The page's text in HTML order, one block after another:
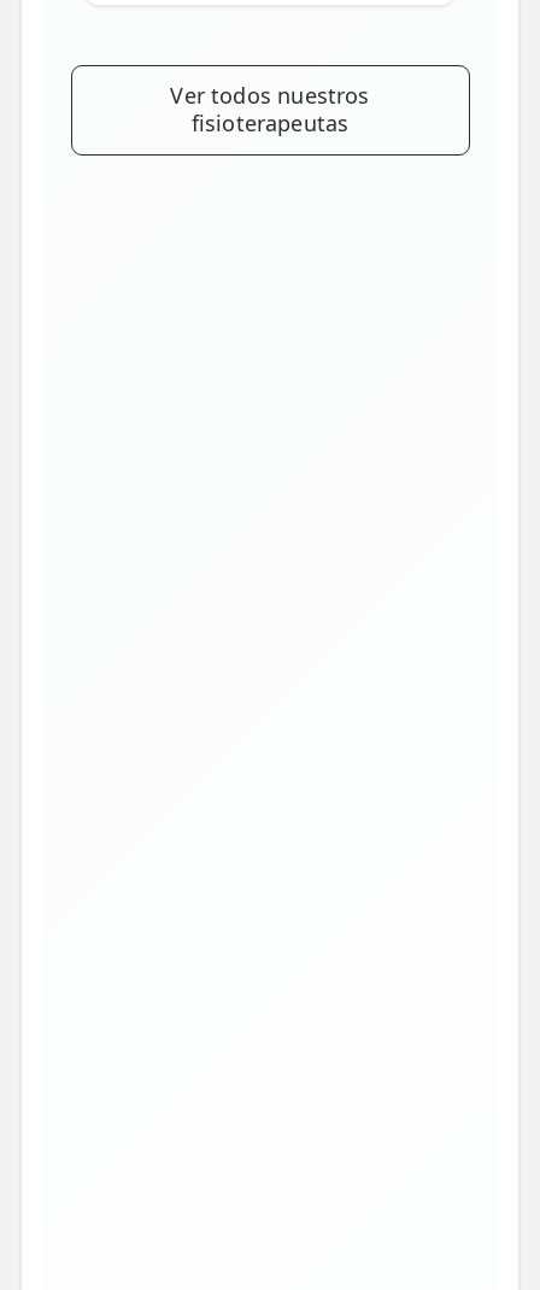
Ver todos nuestros
fisioterapeutas